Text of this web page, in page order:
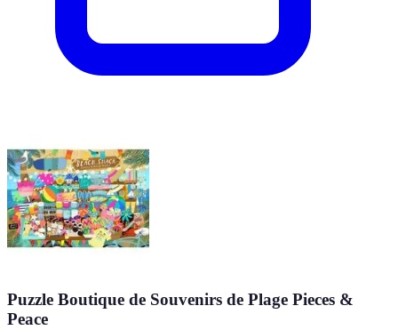
Puzzle Boutique de Souvenirs de Plage Pieces &
Peace